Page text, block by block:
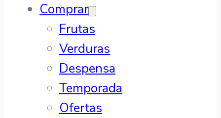
Comprar
Frutas
Verduras
Despensa
Temporada
Ofertas